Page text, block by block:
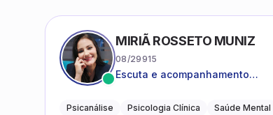
MIRIÃ ROSSETO MUNIZ
08/29915
Escuta e acompanhamento
adolescentes.
Psicanálise Psicologia Clínica Saúde Mental